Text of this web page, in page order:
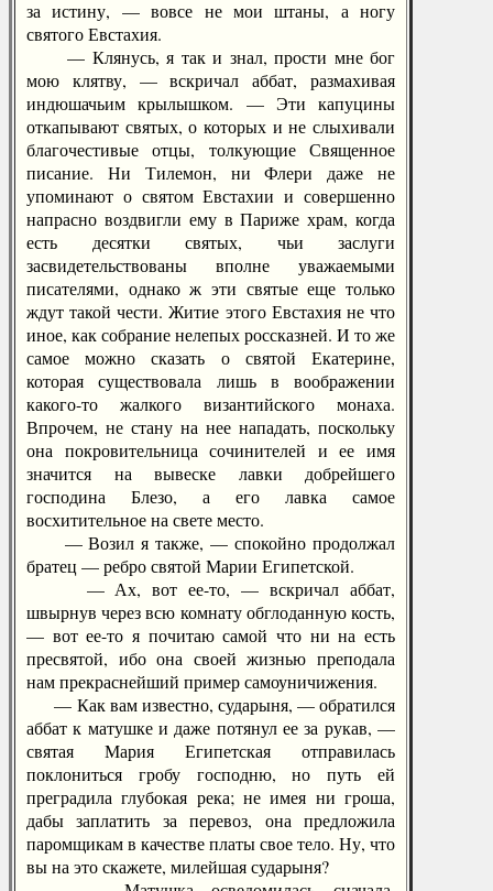
за истину, — вовсе не мои штаны, а ногу
святого Евстахия.
— Клянусь, я так и знал, прости мне бог
мою клятву, — вскричал аббат, размахивая
индюшачьим крылышком. — Эти капуцины
откапывают святых, о которых и не слыхивали
благочестивые отцы, толкующие Священное
писание. Ни Тилемон, ни Флери даже не
упоминают о святом Евстахии и совершенно
напрасно воздвигли ему в Париже храм, когда
есть десятки святых, чьи заслуги
засвидетельствованы вполне уважаемыми
писателями, однако ж эти святые еще только
ждут такой чести. Житие этого Евстахия не что
иное, как собрание нелепых россказней. И то же
самое можно сказать о святой Екатерине,
которая существовала лишь в воображении
какого-то жалкого византийского монаха.
Впрочем, не стану на нее нападать, поскольку
она покровительница сочинителей и ее имя
значится на вывеске лавки добрейшего
господина Блезо, а его лавка самое
восхитительное на свете место.
— Возил я также, — спокойно продолжал
братец — ребро святой Марии Египетской.
— Ах, вот ее-то, — вскричал аббат,
швырнув через всю комнату обглоданную кость,
— вот ее-то я почитаю самой что ни на есть
пресвятой, ибо она своей жизнью преподала
нам прекраснейший пример самоуничижения.
— Как вам известно, сударыня, — обратился
аббат к матушке и даже потянул ее за рукав, —
святая Мария Египетская отправилась
поклониться гробу господню, но путь ей
преградила глубокая река; не имея ни гроша,
дабы заплатить за перевоз, она предложила
паромщикам в качестве платы свое тело. Ну, что
вы на это скажете, милейшая сударыня?